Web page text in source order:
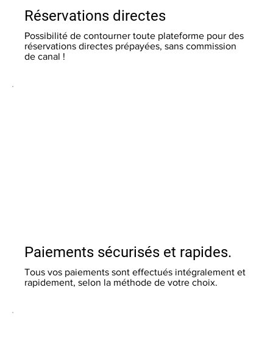
Possibilité de contourner toute plateforme pour des
réservations directes prépayées, sans commission
de canal !
Réservations directes
Tous vos paiements sont effectués intégralement et
rapidement, selon la méthode de votre choix.
Paiements sécurisés et rapides.